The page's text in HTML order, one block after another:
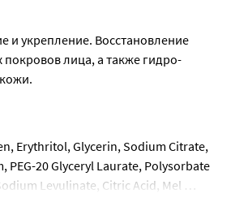
и укрепление. Восстановление
покровов лица, а также гидро-
Erythritol, Glycerin, Sodium Citrate,
PEG-20 Glyceryl Laurate, Polysorbate
Levulinate, Citric Acid, Mel